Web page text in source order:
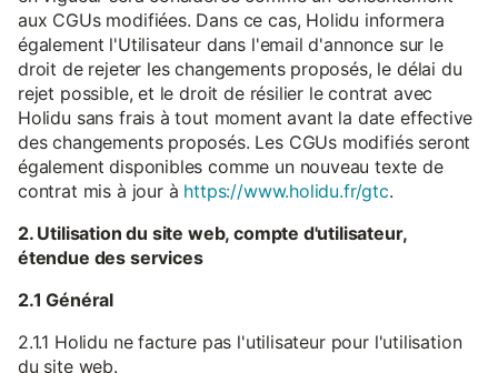
aux CGUs modifiées. Dans ce cas, Holidu informera
également l'Utilisateur dans l'email d'annonce sur le
droit de rejeter les changements proposés, le délai du
rejet possible, et le droit de résilier le contrat avec
Holidu sans frais à tout moment avant la date effective
des changements proposés. Les CGUs modifiés seront
également disponibles comme un nouveau texte de
contrat mis à jour à https://www.holidu.fr/gtc.
2. Utilisation du site web, compte d'utilisateur,
étendue des services
2.1 Général
2.1.1 Holidu ne facture pas l'utilisateur pour l'utilisation
du site web.